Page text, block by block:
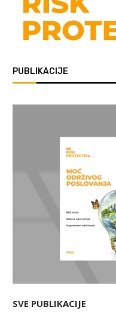
PUBLIKACIJE
SVE PUBLIKACIJE